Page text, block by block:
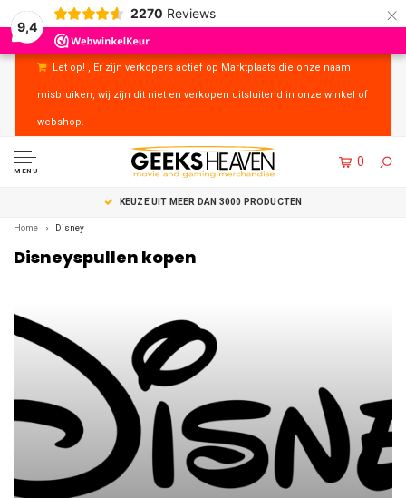
9,4
2270 Reviews ×
Let op! , Er zijn verkopers actief op Marktplaats die onze naam
misbruiken, wij zijn dit niet en verkopen uitsluitend in onze winkel of
webshop.
MENU
0
KEUZE UIT MEER DAN 3000 PRODUCTEN
Home Disney
Disneyspullen kopen